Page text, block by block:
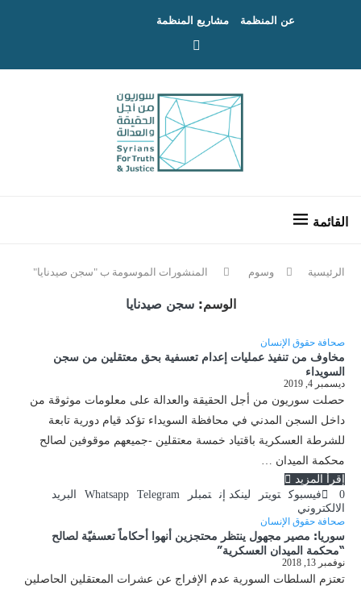
عن المنظمة مشاريع المنظمة
الرئيسية وسوم المنشورات الموسومة ب "سجن صيدنايا"
الوسم:سجن صيدنايا
صحافة حقوق الإنسان
مخاوف من تنفيذ عمليات إعدام تعسفية بحق معتقلين من سجن
السويداء
ديسمبر 4, 2019
حصلت سوريون من أجل الحقيقة والعدالة على معلومات موثوقة من
داخل السجن المدني في محافظة السويداء تؤكد قيام دورية تابعة
للشرطة العسكرية باقتياد خمسة معتقلين -جميعهم موقوفين لصالح
محكمة الميدان …
إقرأ المزيد
0
فيسبوك تويتر لينكد إن تمبلر Whatsapp Telegram
البريد
الالكتروني
صحافة حقوق الإنسان
سوريا: مصير مجهول ينتظر محتجزين أنهوا أحكاماً تعسفيّة لصالح
“محكمة الميدان العسكرية”
نوفمبر 13, 2018
تعتزم السلطات السورية عدم الإفراج عن عشرات المعتقلين الحاصلين